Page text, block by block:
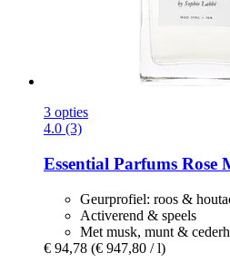
3 opties
4.0 (3)
Essential Parfums Rose
Geurprofiel: roos &
Activerend & speels
Met musk, munt &
€ 94,78 (€ 947,80 / l)